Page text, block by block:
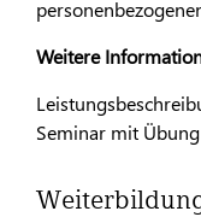
Weitere
Seminar mit